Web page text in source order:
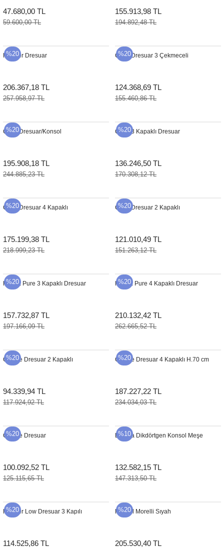
47.680,00 TL
59.600,00 TL
155.913,98 TL
194.892,48 TL
%20
Hopper Dresuar
206.367,18 TL
257.958,97 TL
%20
Coco Dresuar 3 Çekmeceli
124.368,69 TL
155.460,86 TL
%20
Coco Dresuar/Konsol
195.908,18 TL
244.885,23 TL
%20
Coco 3 Kapaklı Dresuar
136.246,50 TL
170.308,12 TL
%20
Coco Dresuar 4 Kapaklı
175.199,38 TL
218.999,23 TL
%20
Coco Dresuar 2 Kapaklı
121.010,49 TL
151.263,12 TL
%20
Karma Pure 3 Kapaklı Dresuar
157.732,87 TL
197.166,09 TL
%20
Karma Pure 4 Kapaklı Dresuar
210.132,42 TL
262.665,52 TL
%20
Outline Dresuar 2 Kapaklı
94.339,94 TL
117.924,92 TL
%20
Outline Dresuar 4 Kapaklı H.70 cm
187.227,22 TL
234.034,03 TL
%20
Outline Dresuar
100.092,52 TL
125.115,65 TL
%10
Becara Dikdörtgen Konsol Meşe
132.582,15 TL
147.313,50 TL
%20
Hopper Low Dresuar 3 Kapılı
114.525,86 TL
%20
Konsol Morelli Sıyah
205.530,40 TL